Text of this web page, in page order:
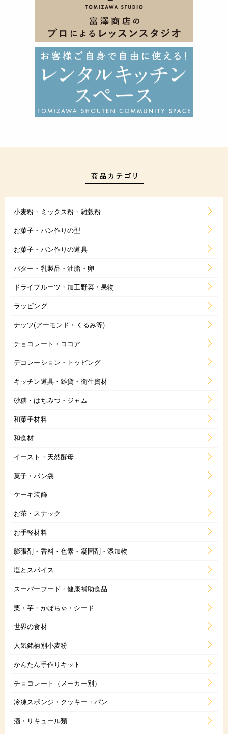
小麦粉・ミックス粉・雑穀粉
お菓子・パン作りの型
お菓子・パン作りの道具
バター・乳製品・油脂・卵
ドライフルーツ・加工野菜・果物
ラッピング
ナッツ(アーモンド・くるみ等)
チョコレート・ココア
デコレーション・トッピング
キッチン道具・雑貨・衛生資材
砂糖・はちみつ・ジャム
和菓子材料
和食材
イースト・天然酵母
菓子・パン袋
ケーキ装飾
お茶・スナック
お手軽材料
膨張剤・香料・色素・凝固剤・添加物
塩とスパイス
スーパーフード・健康補助食品
栗・芋・かぼちゃ・シード
世界の食材
人気銘柄別小麦粉
かんたん手作りキット
チョコレート（メーカー別）
冷凍スポンジ・クッキー・パン
酒・リキュール類